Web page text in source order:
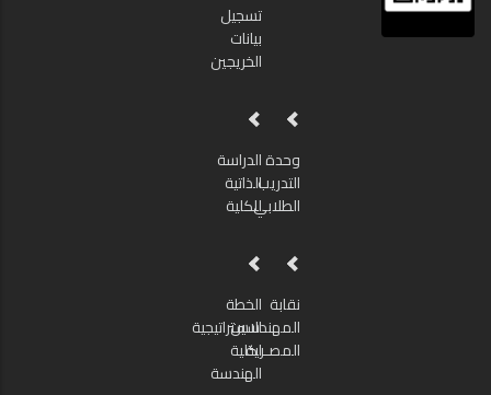
تسجيل
بيانات
الخريجين
وحدة
التدريب
الطلابي
الدراسة
الذاتية
للكلية
نقابة
المهندسين
المصـرية
الخطة
الاستراتيجية
لكلية
الهندسة